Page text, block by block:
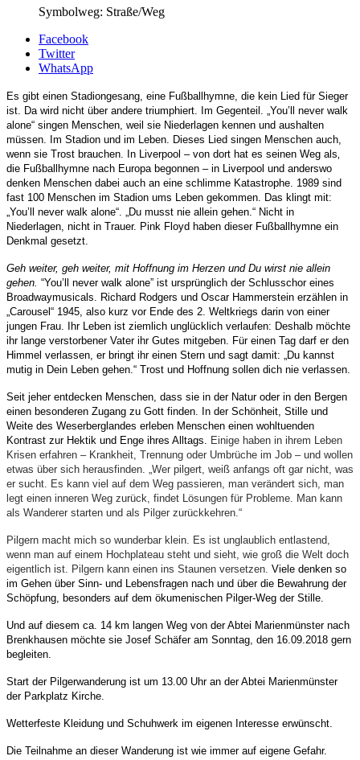
Symbolweg: Straße/Weg
Facebook
Twitter
WhatsApp
Es gibt einen Stadiongesang, eine Fußballhymne, die kein Lied für Sieger
ist. Da wird nicht über andere triumphiert. Im Gegenteil. „You’ll never walk
alone“ singen Menschen, weil sie Niederlagen kennen und aushalten
müssen. Im Stadion und im Leben. Dieses Lied singen Menschen auch,
wenn sie Trost brauchen. In Liverpool – von dort hat es seinen Weg als‚
die Fußballhymne nach Europa begonnen – in Liverpool und anderswo
denken Menschen dabei auch an eine schlimme Katastrophe. 1989 sind
fast 100 Menschen im Stadion ums Leben gekommen. Das klingt mit:
„You’ll never walk alone“. „Du musst nie allein gehen.“ Nicht in
Niederlagen, nicht in Trauer. Pink Floyd haben dieser Fußballhymne ein
Denkmal gesetzt.
Geh weiter, geh weiter, mit Hoffnung im Herzen und Du wirst nie allein
gehen. “You’ll never walk alone” ist ursprünglich der Schlusschor eines
Broadwaymusicals. Richard Rodgers und Oscar Hammerstein erzählen in
„Carousel“ 1945, also kurz vor Ende des 2. Weltkriegs darin von einer
jungen Frau. Ihr Leben ist ziemlich unglücklich verlaufen: Deshalb möchte
ihr lange verstorbener Vater ihr Gutes mitgeben. Für einen Tag darf er den
Himmel verlassen, er bringt ihr einen Stern und sagt damit: „Du kannst
mutig in Dein Leben gehen.“ Trost und Hoffnung sollen dich nie verlassen.
Seit jeher entdecken Menschen, dass sie in der Natur oder in den Bergen
einen besonderen Zugang zu Gott finden. In der Schönheit, Stille und
Weite des Weserberglandes erleben Menschen einen wohltuenden
Kontrast zur Hektik und Enge ihres Alltags.
Einige haben in ihrem Leben
Krisen erfahren – Krankheit, Trennung oder Umbrüche im Job – und wollen
etwas über sich herausfinden. „Wer pilgert, weiß anfangs oft gar nicht, was
er sucht. Es kann viel auf dem Weg passieren, man verändert sich, man
legt einen inneren Weg zurück, findet Lösungen für Probleme. Man kann
als Wanderer starten und als Pilger zurückkehren.“
Pilgern macht mich so wunderbar klein. Es ist unglaublich entlastend,
wenn man auf einem Hochplateau steht und sieht, wie groß die Welt doch
eigentlich ist. Pilgern kann einen ins Staunen versetzen. Viele denken so
im Gehen über Sinn- und Lebensfragen nach und über die Bewahrung der
Schöpfung, besonders auf dem ökumenischen Pilger-Weg der Stille.
Und auf diesem ca. 14 km langen Weg von der Abtei Marienmünster nach
Brenkhausen möchte sie Josef Schäfer am Sonntag, den 16.09.2018 gern
begleiten.
Start der Pilgerwanderung ist um 13.00 Uhr an der Abtei Marienmünster
der Parkplatz Kirche.
Wetterfeste Kleidung und Schuhwerk im eigenen Interesse erwünscht.
Die Teilnahme an dieser Wanderung ist wie immer auf eigene Gefahr.